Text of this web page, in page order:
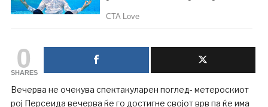
0
SHARES
Вечерва не очекува спектакуларен поглед- метероскиот
рој Персеида вечерва ќе го достигне својот врв па ќе има